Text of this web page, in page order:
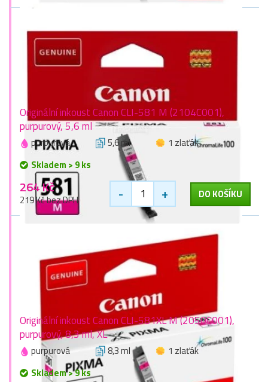
Originální inkoust Canon CLI-581 M (2104C001),
purpurový, 5,6 ml
purpurová 5,6 ml
1 zlaťák
Skladem > 9 ks
264 Kč
219 Kč bez DPH - + DO KOŠÍKU
Originální inkoust Canon CLI-581XL M (2050C001),
purpurový, 8,3 ml, XL
purpurová 8,3 ml
1 zlaťák
Skladem > 9 ks